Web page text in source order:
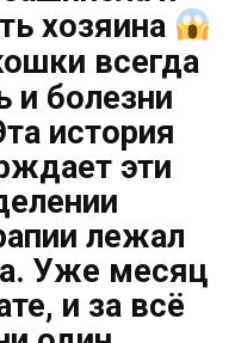
хозяина
всегда
и болезни
история
эти
лежал
Уже месяц
и за всё